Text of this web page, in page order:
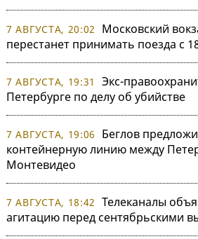
7 АВГУСТА, 20:02
Московский
перестанет принимать поезда с
7 АВГУСТА, 19:31
Экс-
Петербурге по делу об убийстве
7 АВГУСТА, 19:06
Беглов
контейнерную линию между
Монтевидео
7 АВГУСТА, 18:42 Телеканалы
агитацию перед сентябрьскими